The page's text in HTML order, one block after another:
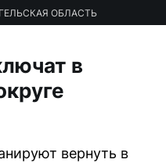
ОБЛАСТЬ
в
вернуть в